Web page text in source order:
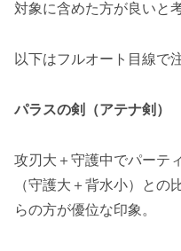
対象に含めた方が良いと
以下はフルオート目線で
パラスの剣（アテナ剣）
攻刃大＋守護中でパーテ
（守護大＋背水小）との
らの方が優位な印象。